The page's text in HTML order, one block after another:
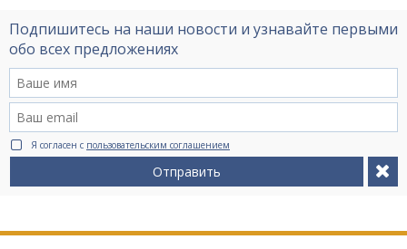
Подпишитесь на наши новости и узнавайте первыми
обо всех предложениях
Я согласен с пользовательским соглашением
Отправить